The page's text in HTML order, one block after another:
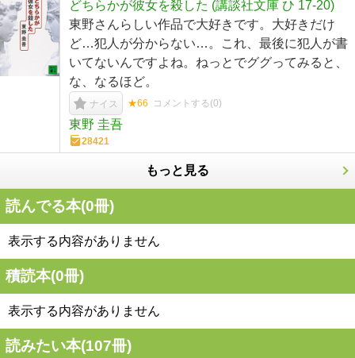
どちらかが彼女を殺した (講談社文庫 ひ 17-20)
東野さんらしい作品で大好きです。大好きだけ
ど…犯人が分からない…。これ、最後に犯人が書
いてないんですよね。ねっとでググってみると、
な、なるほど。
ナイス ★66 コメントする(0)
東野 圭吾
28421
もっと見る
読んでる本(0冊)
表示する内容がありません
積読本(0冊)
表示する内容がありません
読みたい本(107冊)